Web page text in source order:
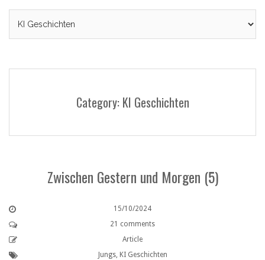
Category: KI Geschichten
Zwischen Gestern und Morgen (5)
15/10/2024
21 comments
Article
Jungs, KI Geschichten